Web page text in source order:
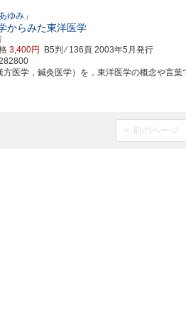
ゆみ」
からみた東洋医学
3,400円 B5判 ⁄ 136頁 2003年5月発行
方医学，鍼灸医学）を，東洋医学の概念や言
< 前のページ